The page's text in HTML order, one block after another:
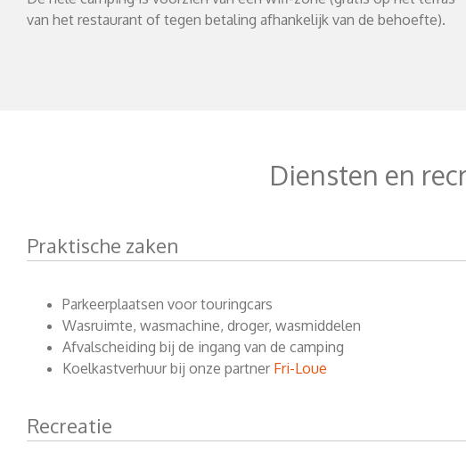
van het restaurant of tegen betaling afhankelijk van de behoefte).
Diensten en
Praktische zaken
Parkeerplaatsen voor touringcars
Wasruimte, wasmachine, droger, wasmiddelen
Afvalscheiding bij de ingang van de camping
Koelkastverhuur bij onze partner Fri-Loue
Recreatie